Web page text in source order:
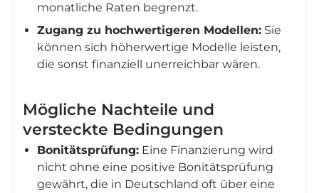
monatliche Raten begrenzt.
Zugang zu hochwertigeren Modellen: Sie
können sich höherwertige Modelle leisten,
die sonst finanziell unerreichbar wären.
Mögliche Nachteile und
versteckte Bedingungen
Bonitätsprüfung: Eine Finanzierung wird
nicht ohne eine positive Bonitätsprüfung
gewährt, die in Deutschland oft über eine